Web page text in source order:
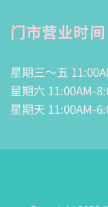
门市营业时间
星期三～五
星期六 11:00AM-
星期天 11:00AM-